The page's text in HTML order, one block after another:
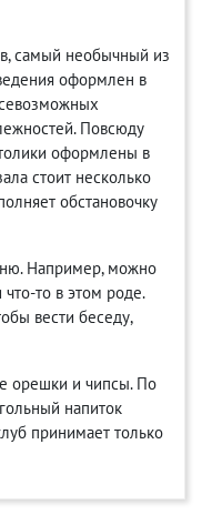
самый необычный из
оформлен в
Повсюду
оформлены в
стоит несколько
обстановочку
Например, можно
что-то в этом роде.
вести беседу,
орешки и чипсы. По
напиток
принимает только